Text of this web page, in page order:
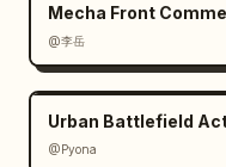
Mecha Front
@李岳
Urban Battlefield
@Pyona